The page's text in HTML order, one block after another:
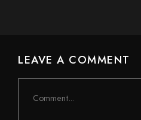
LEAVE A COMMENT